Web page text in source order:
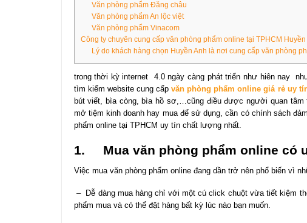
Văn phòng phẩm Đăng châu
Văn phòng phẩm An lộc việt
Văn phòng phẩm Vinacom
Công ty chuyên cung cấp văn phòng phẩm online tại TPHCM Huyền
Lý do khách hàng chọn Huyền Anh là nơi cung cấp văn phòng
trong thời kỳ internet 4.0 ngày càng phát triển như hiên nay
tìm kiểm website cung cấp văn phòng phẩm online giá rẻ uy
bút viết, bìa còng, bìa hồ sơ,…cũng điều được người quan
mở tiệm kinh doanh hay mua để sử dụng, cần có chính sách
phẩm online tại TPHCM uy tín chất lượng nhất.
1. Mua văn phòng phẩm online có
Việc mua văn phòng phẩm online đang dần trở nên phổ biến vì
– Dễ dàng mua hàng chỉ với một cú click chuột vừa tiết kiệm
phẩm mua và có thể đặt hàng bất kỳ lúc nào bạn muốn.